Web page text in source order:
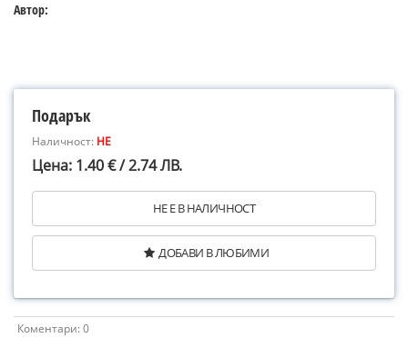
Автор:
Подарък
Наличност: НЕ
Цена: 1.40 € / 2.74 ЛВ.
НЕ Е В НАЛИЧНОСТ
ДОБАВИ В ЛЮБИМИ
Коментари: 0